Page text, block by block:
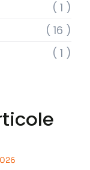
( 1 )
( 16 )
( 1 )